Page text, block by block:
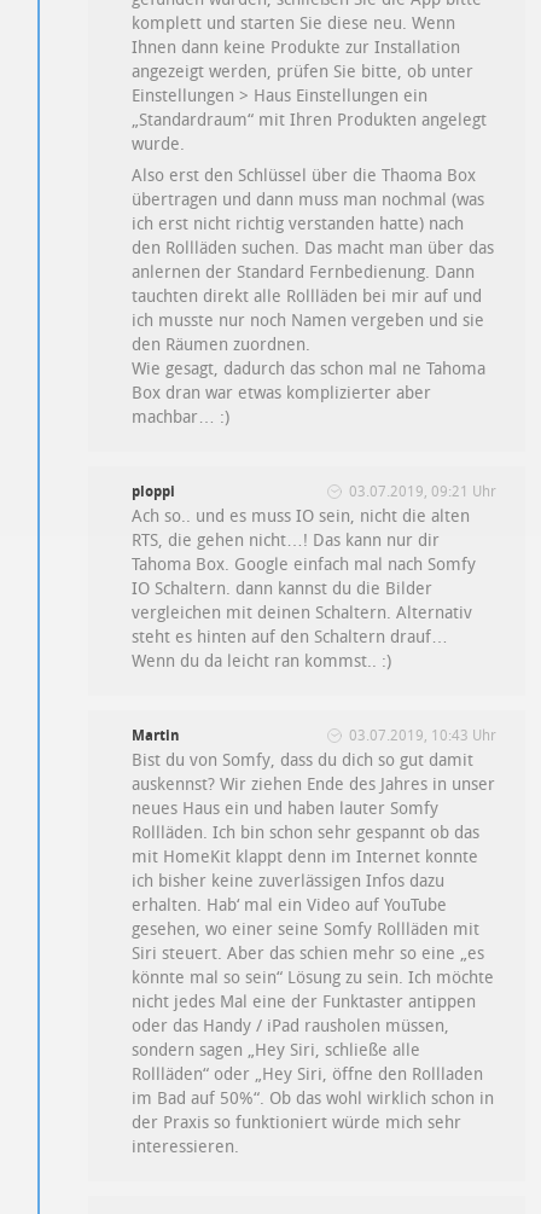
komplett und starten Sie diese neu. Wenn
Ihnen dann keine Produkte zur Installation
angezeigt werden, prüfen Sie bitte, ob unter
Einstellungen > Haus Einstellungen ein
„Standardraum“ mit Ihren Produkten angelegt
wurde.
Also erst den Schlüssel über die Thaoma Box
übertragen und dann muss man nochmal (was
ich erst nicht richtig verstanden hatte) nach
den Rollläden suchen. Das macht man über das
anlernen der Standard Fernbedienung. Dann
tauchten direkt alle Rollläden bei mir auf und
ich musste nur noch Namen vergeben und sie
den Räumen zuordnen.
Wie gesagt, dadurch das schon mal ne Tahoma
Box dran war etwas komplizierter aber
machbar… :)
ploppi 03.07.2019, 09:21 Uhr
Ach so.. und es muss IO sein, nicht die alten
RTS, die gehen nicht…! Das kann nur dir
Tahoma Box. Google einfach mal nach Somfy
IO Schaltern. dann kannst du die Bilder
vergleichen mit deinen Schaltern. Alternativ
steht es hinten auf den Schaltern drauf…
Wenn du da leicht ran kommst.. :)
Martin 03.07.2019, 10:43 Uhr
Bist du von Somfy, dass du dich so gut damit
auskennst? Wir ziehen Ende des Jahres in unser
neues Haus ein und haben lauter Somfy
Rollläden. Ich bin schon sehr gespannt ob das
mit HomeKit klappt denn im Internet konnte
ich bisher keine zuverlässigen Infos dazu
erhalten. Hab‘ mal ein Video auf YouTube
gesehen, wo einer seine Somfy Rollläden mit
Siri steuert. Aber das schien mehr so eine „es
könnte mal so sein“ Lösung zu sein. Ich möchte
nicht jedes Mal eine der Funktaster antippen
oder das Handy / iPad rausholen müssen,
sondern sagen „Hey Siri, schließe alle
Rollläden“ oder „Hey Siri, öffne den Rollladen
im Bad auf 50%“. Ob das wohl wirklich schon in
der Praxis so funktioniert würde mich sehr
interessieren.